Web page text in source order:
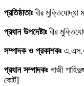
প্রতিষ্ঠাতাঃ বীর মুক্তিযোদ্ধা
প্রধান উপদেষ্টাঃ বীর
সম্পাদক ও প্রকাশকঃ
প্রধান সম্পাদকঃ গাজী
কোর্ট]